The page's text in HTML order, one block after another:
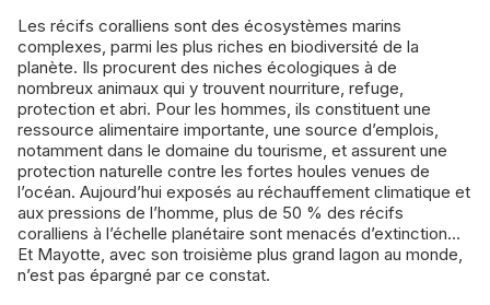
Les récifs coralliens sont des écosystèmes marins
complexes, parmi les plus riches en biodiversité de la
planète. Ils procurent des niches écologiques à de
nombreux animaux qui y trouvent nourriture, refuge,
protection et abri. Pour les hommes, ils constituent une
ressource alimentaire importante, une source d’emplois,
notamment dans le domaine du tourisme, et assurent une
protection naturelle contre les fortes houles venues de
l’océan. Aujourd’hui exposés au réchauffement climatique et
aux pressions de l’homme, plus de 50 % des récifs
coralliens à l’échelle planétaire sont menacés d’extinction…
Et Mayotte, avec son troisième plus grand lagon au monde,
n’est pas épargné par ce constat.